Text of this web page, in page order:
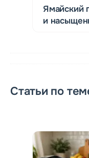
Ямайский
и
Статьи по